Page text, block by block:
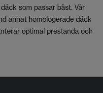
som passar bäst. Vår
annat homologerade däck
optimal prestanda och